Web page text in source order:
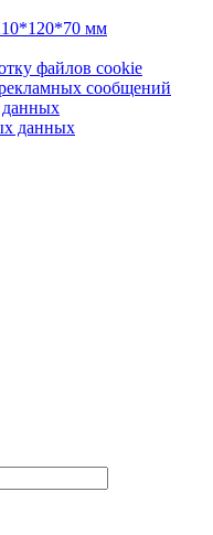
мм
файлов cookie
сообщений
данных
данных